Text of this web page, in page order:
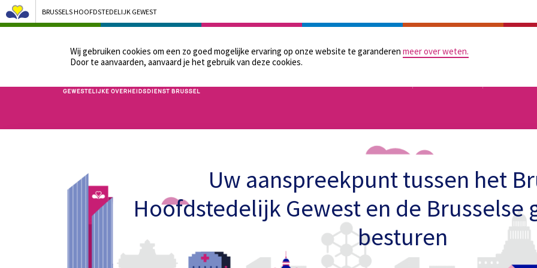
Wij gebruiken cookies om een zo goed mogelijke ervaring op onze website te garanderen meer over weten.
Door te aanvaarden, aanvaard je het gebruik van deze cookies.
BRUSSELS HOOFDSTEDELIJK GEWEST
Bruxelles Pouvoirs Locaux - Aller à la page d'accueil
Uw aanspreekpunt tussen het
Hoofdstedelijk Gewest en de Brusselse
besturen